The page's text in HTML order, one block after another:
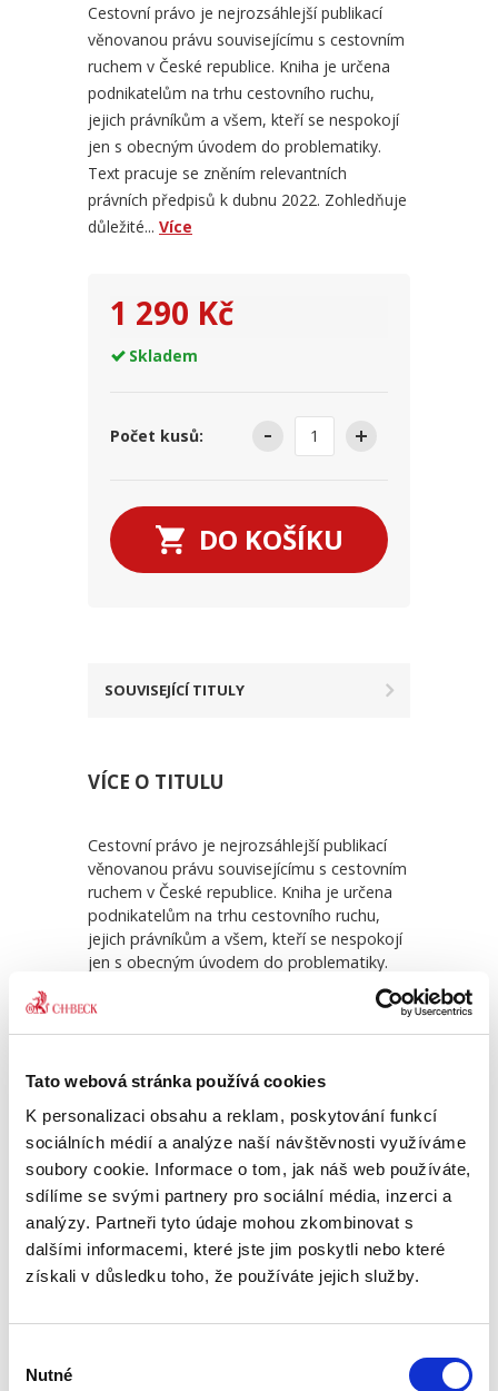
Tato webová stránka používá cookies
K personalizaci obsahu a reklam, poskytování funkcí
sociálních médií a analýze naší návštěvnosti využíváme
soubory cookie. Informace o tom, jak náš web používáte,
sdílíme se svými partnery pro sociální média, inzerci a
analýzy. Partneři tyto údaje mohou zkombinovat s
dalšími informacemi, které jste jim poskytli nebo které
získali v důsledku toho, že používáte jejich služby.
souhlasu
Nutné
Cestovní právo je nejrozsáhlejší publikací
věnovanou právu souvisejícímu s cestovním
ruchem v České republice. Kniha je určena
podnikatelům na trhu cestovního ruchu,
jejich právníkům a všem, kteří se nespokojí
jen s obecným úvodem do problematiky.
Text pracuje se zněním relevantních
právních předpisů k dubnu 2022. Zohledňuje
důležité... Více
1 290 Kč
Skladem
Počet kusů:
DO KOŠÍKU
SOUVISEJÍCÍ TITULY
Občanský zákoník VI.
VÍCE O TITULU
Cestovní právo je nejrozsáhlejší publikací
věnovanou právu souvisejícímu s cestovním
ruchem v České republice. Kniha je určena
podnikatelům na trhu cestovního ruchu,
jejich právníkům a všem, kteří se nespokojí
jen s obecným úvodem do problematiky.
právních předpisů k dubnu 2022.
Zohledňuje důležité novely zákona o
výkonu některých činností v oblasti
novelu zákona o dani z přidané hodnoty
účinnou od 1. 1. 2022. Zapracovány jsou
také právně problematické situace z doby
pandemie covid-19. Problematika je
vysvětlena s přihlédnutím k českým,
zahraničním i unijním rozsudkům a
praktickým zkušenostem autorek. Čtenář se
dozví, jaké právní podmínky je potřeba